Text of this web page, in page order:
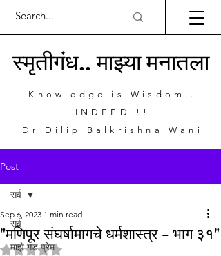
स्मृतीगंध.. माझ्या मनातला
Knowledge is Wisdom..
INDEED !!
Dr Dilip Balkrishna Wani
Post
सर्व
माझे गड प्रेम
सर्व
"मणिपूर संघर्षामागचे धर्मशास्त्र - भाग ३१"
Sep 6, 2023 1 min read
Rated NaN out of 5 stars.